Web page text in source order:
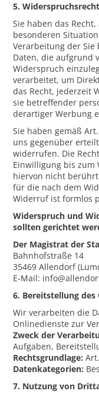
5.
Sie haben das
besonderen
Verarbeitung der
Daten, die aufgrund
Widerspruch
verarbeitet, um
das Recht, jederzeit
sie betreffender
derartiger Werbung
Sie haben gemäß
uns gegenüber
widerrufen. Die
Einwilligung bis
hiervon nicht
für die nach dem
Widerruf ist formlos
Widerspruch und
sollten gerichtet
Der Magistrat der
Bahnhofstraße 14
35469 Allendorf
E-Mail:
6. Bereitstellung
Wir verarbeiten die
Onlinedienste zur
Zweck der
Aufgaben,
Rechtsgrundlage:
Datenkategorien:
7. Nutzung von